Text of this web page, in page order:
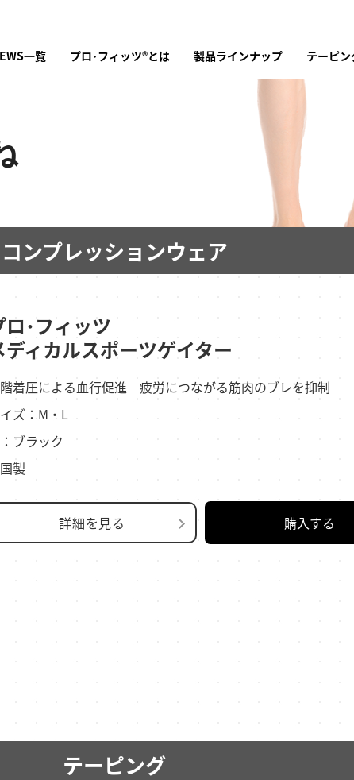
一覧 プロ･フィッツ®とは 製品ラインナップ テーピ
コンプレッションウェア
ロ･フィッツ
ディカルスポーツゲイター
着圧による血行促進 疲労につながる筋肉のブレを抑制
ズ：M・L
ブラック
製
詳細を見る 購入する
テーピング